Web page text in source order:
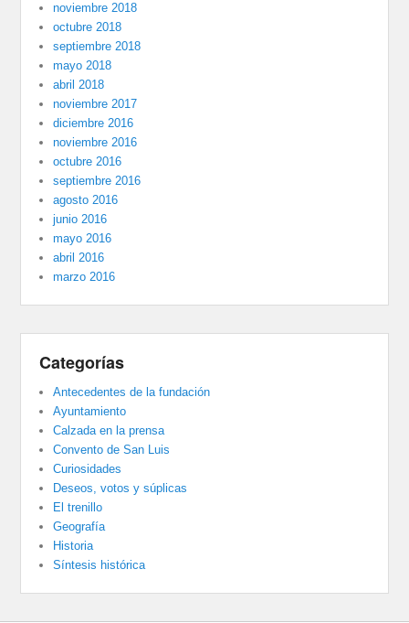
noviembre 2018
octubre 2018
septiembre 2018
mayo 2018
abril 2018
noviembre 2017
diciembre 2016
noviembre 2016
octubre 2016
septiembre 2016
agosto 2016
junio 2016
mayo 2016
abril 2016
marzo 2016
Categorías
Antecedentes de la fundación
Ayuntamiento
Calzada en la prensa
Convento de San Luis
Curiosidades
Deseos, votos y súplicas
El trenillo
Geografía
Historia
Síntesis histórica